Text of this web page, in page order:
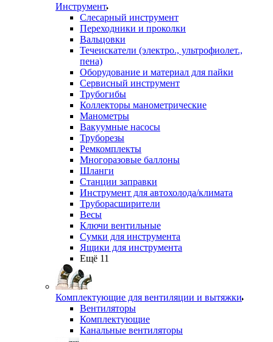
Инструмент
Слесарный инструмент
Переходники и проколки
Вальцовки
Течеискатели (электро., ультрофиолет.,
пена)
Оборудование и материал для пайки
Сервисный инструмент
Трубогибы
Коллекторы манометрические
Манометры
Вакуумные насосы
Труборезы
Ремкомплекты
Многоразовые баллоны
Шланги
Станции заправки
Инструмент для автохолода/климата
Труборасширители
Весы
Ключи вентильные
Сумки для инструмента
Ящики для инструмента
Ещё 11
Комплектующие для вентиляции и вытяжки
Вентиляторы
Комплектующие
Канальные вентиляторы